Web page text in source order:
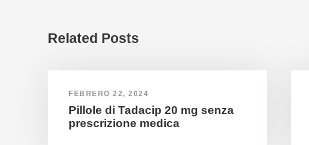
Related Posts
FEBRERO 22, 2024
Pillole di Tadacip 20 mg senza
prescrizione medica